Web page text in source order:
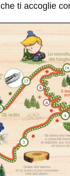
ti accoglie